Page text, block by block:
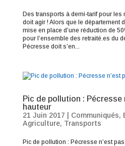
Des transports à demi-tarif pour les
doit agir ! Alors que le département
mise en place d’une réduction de
pour l’ensemble des retraité.es du
Pécresse doit s’en...
Pic de pollution : Pécresse
hauteur
21 Juin 2017 Communiqués,
Agriculture, Transports
Pic de pollution : Pécresse n’est